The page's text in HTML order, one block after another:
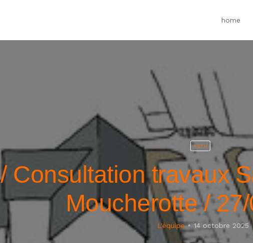
home
ACTU
/ Consultation travaux
Moucherotte /
L'équipe 14 octobre 2025